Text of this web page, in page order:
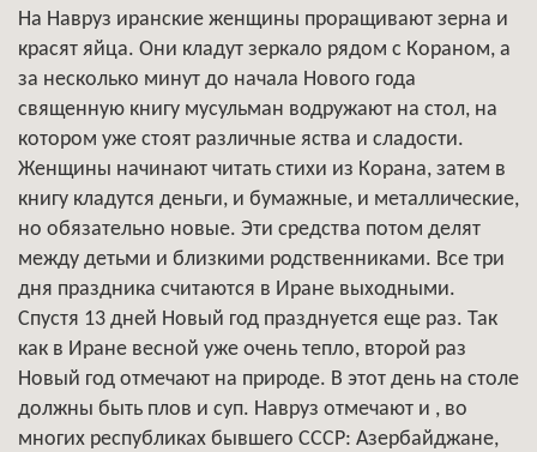
На Навруз иранские женщины проращивают зерна и
красят яйца. Они кладут зеркало рядом с Кораном, а
за несколько минут до начала Нового года
священную книгу мусульман водружают на стол, на
котором уже стоят различные яства и сладости.
Женщины начинают читать стихи из Корана, затем в
книгу кладутся деньги, и бумажные, и металлические,
но обязательно новые. Эти средства потом делят
между детьми и близкими родственниками. Все три
дня праздника считаются в Иране выходными.
Спустя 13 дней Новый год празднуется еще раз. Так
как в Иране весной уже очень тепло, второй раз
Новый год отмечают на природе. В этот день на столе
должны быть плов и суп. Навруз отмечают и , во
многих республиках бывшего СССР: Азербайджане,